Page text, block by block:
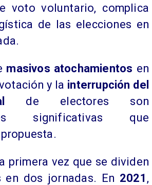
voto voluntario, complica
de las elecciones en
masivos atochamientos en
y la interrupción del
de electores son
significativas que
primera vez que se dividen
en dos jornadas. En 2021 ,